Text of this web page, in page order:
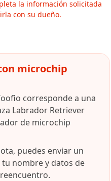
la información solicitada
con su dueño.
microchip
corresponde a una
Labrador Retriever
de microchip
puedes enviar un
nombre y datos de